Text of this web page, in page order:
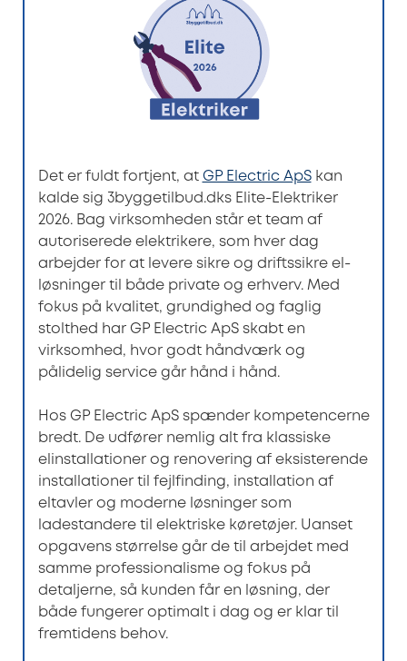
Det er fuldt fortjent, at GP Electric ApSkan
kalde sig 3byggetilbud.dks Elite-Elektriker
2026. Bag virksomheden står et team af
autoriserede elektrikere, som hver dag
arbejder for at levere sikre og driftssikre el-
løsninger til både private og erhverv. Med
fokus på kvalitet, grundighed og faglig
stolthed har GP Electric ApS skabt en
virksomhed, hvor godt håndværk og
pålidelig service går hånd i hånd.
Hos GP Electric ApS spænder kompetencerne
bredt. De udfører nemlig alt fra klassiske
elinstallationer og renovering af eksisterende
installationer til fejlfinding, installation af
eltavler og moderne løsninger som
ladestandere til elektriske køretøjer. Uanset
opgavens størrelse går de til arbejdet med
samme professionalisme og fokus på
detaljerne, så kunden får en løsning, der
både fungerer optimalt i dag og er klar til
fremtidens behov.